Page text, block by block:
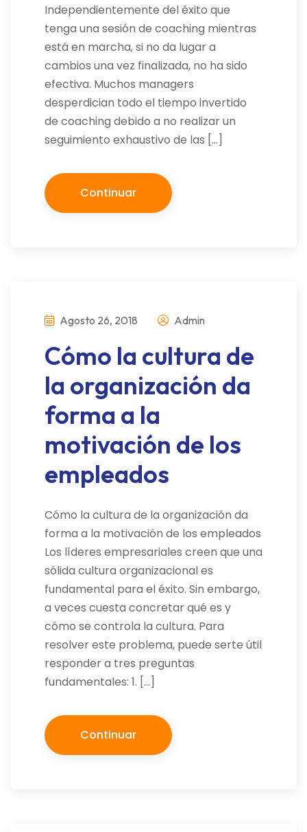
Independientemente del éxito que
tenga una sesión de coaching mientras
está en marcha, si no da lugar a
cambios una vez finalizada, no ha sido
efectiva. Muchos managers
desperdician todo el tiempo invertido
de coaching debido a no realizar un
seguimiento exhaustivo de las […]
Continuar
Agosto 26, 2018 Admin
Cómo la cultura de
la organización da
forma a la
motivación de los
empleados
Cómo la cultura de la organización da
forma a la motivación de los empleados
Los líderes empresariales creen que una
sólida cultura organizacional es
fundamental para el éxito. Sin embargo,
a veces cuesta concretar qué es y
cómo se controla la cultura. Para
resolver este problema, puede serte útil
responder a tres preguntas
fundamentales: 1. […]
Continuar